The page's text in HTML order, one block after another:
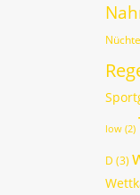
low (2)
D (3)